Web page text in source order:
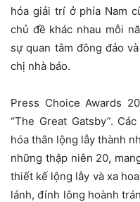
hóa giải trí ở phía Nam
chủ đề khác nhau mỗi
sự quan tâm đông đảo
chị nhà báo.
Press Choice Awards
“The Great Gatsby”.
hóa thân lộng lẫy thành
những thập niên 20,
thiết kế lộng lẫy và xa
lánh, đính lông hoành